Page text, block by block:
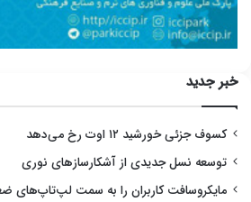
خبر جدید
کسوف جزئی خورشید ۱۲ اوت رخ می‌دهد
توسعه نسل جدیدی از آشکارسازهای نوری
مایکروسافت کاربران را به سمت